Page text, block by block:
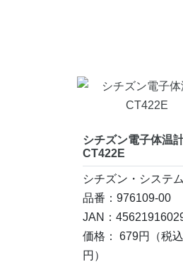
シチズン電子体温
CT422E
シチズン・システ
品番：976109-00
JAN：
価格： 679円
（税
円）